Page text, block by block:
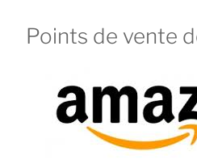
Points de vente